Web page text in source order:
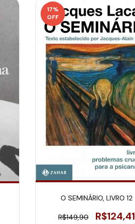
17%
OFF
O SEMINÁRIO, LIVRO 12
R$149,90 R$124,41